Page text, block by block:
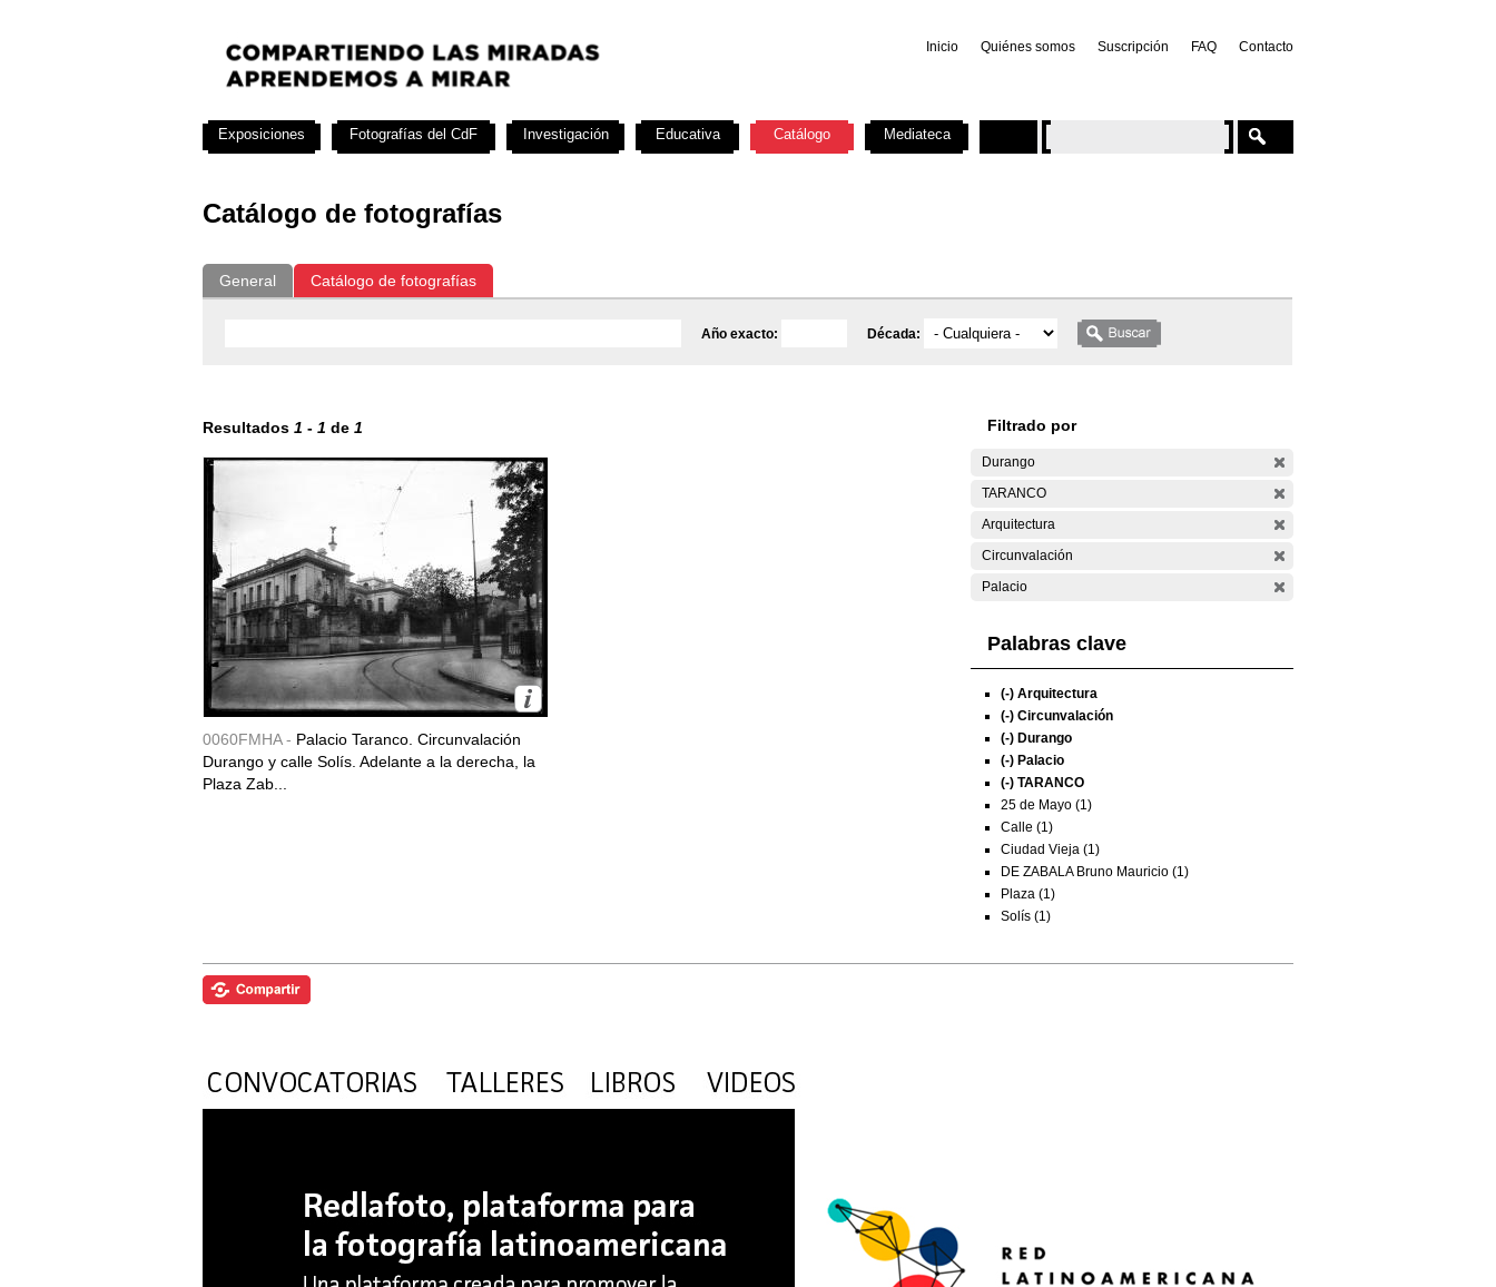
Inicio Quiénes somos Suscripción FAQ Contacto
Catálogo de fotografías
General Catálogo de fotografías
Año exacto: Década:
Resultados 1 - 1 de 1
0060FMHA - Palacio Taranco. Circunvalación
Durango y calle Solís. Adelante a la derecha, la
Plaza Zab...
Filtrado por
Durango
TARANCO
Arquitectura
Circunvalación
Palacio
Palabras clave
(-) Arquitectura
(-) Circunvalación
(-) Durango
(-) Palacio
(-) TARANCO
25 de Mayo (1)
Calle (1)
Ciudad Vieja (1)
DE ZABALA Bruno Mauricio (1)
Plaza (1)
Solís (1)
Exposiciones Fotografías del CdF Investigación Educativa Catálogo Mediateca